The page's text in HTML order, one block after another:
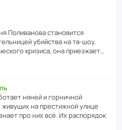
Поли­ва­нова стано­вится
убийства на тв-шоу.
кризиса, она приезжает…
няней и горни­чной
живущих на прес­ти­жной улице
про них всё. Их распо­рядок